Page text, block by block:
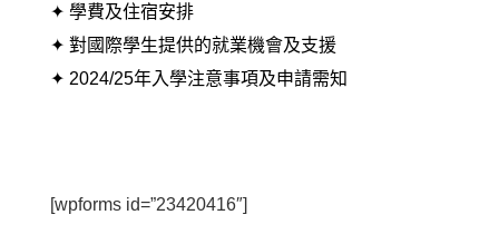
✦ 學費及住宿安排
✦ 對國際學生提供的就業機會及支援
✦ 2024/25年入學注意事項及申請需知
[wpforms id=”23420416″]